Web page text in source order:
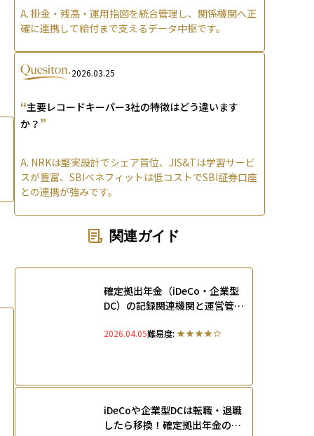
A. 掛金・残高・運用指図を統合管理し、関係機関へ正
確に連携して給付まで支えるデータ中枢です。
2026.03.25
“主要レコードキーパー3社の特徴はどう違います
か？ ”
A. NRKは堅実設計でシェア首位、JIS&Tは学習サービ
スが豊富、SBIベネフィットは低コストでSBI証券口座
との連携が強みです。
関連ガイド
確定拠出年金（iDeCo・企業型
DC）の記録関連機関と運営管理
ィットの役割を徹底解説
2026.04.05難易度:
iDeCoや企業型DCは転職・退職
したら移換！確定拠出年金のポ